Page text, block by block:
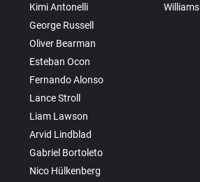
Kimi Antonelli
George Russell
Oliver Bearman
Esteban Ocon
Fernando Alonso
Lance Stroll
Liam Lawson
Arvid Lindblad
Gabriel Bortoleto
Nico Hülkenberg
Williams